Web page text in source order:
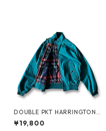
DOUBLE PKT HARRINGTON J
KT by LANDS'END
¥19,800